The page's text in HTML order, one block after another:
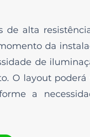
de alta
da
de
O layout poderá
a